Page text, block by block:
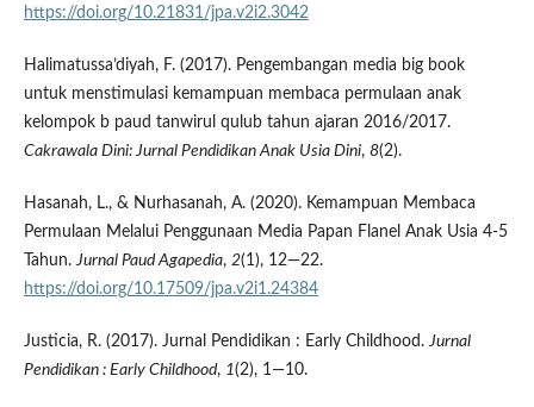
https://doi.org/10.21831/jpa.v2i2.3042
Halimatussa’diyah, F. (2017). Pengembangan media big book
untuk menstimulasi kemampuan membaca permulaan anak
kelompok b paud tanwirul qulub tahun ajaran 2016/2017.
Cakrawala Dini: Jurnal Pendidikan Anak Usia Dini, 8(2).
Hasanah, L., & Nurhasanah, A. (2020). Kemampuan Membaca
Permulaan Melalui Penggunaan Media Papan Flanel Anak Usia 4-5
Tahun.Jurnal Paud Agapedia, 2(1), 12—22.
https://doi.org/10.17509/jpa.v2i1.24384
Justicia, R. (2017). Jurnal Pendidikan : Early Childhood.Jurnal
Pendidikan : Early Childhood, 1(2), 1—10.